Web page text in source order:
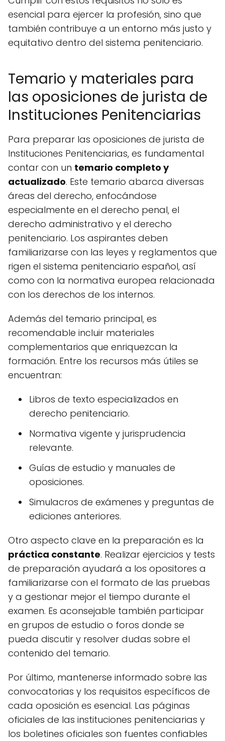
esencial para ejercer la profesión, sino que
también contribuye a un entorno más justo y
equitativo dentro del sistema penitenciario.
Temario y materiales para
las oposiciones de jurista de
Instituciones Penitenciarias
Para preparar las oposiciones de jurista de
Instituciones Penitenciarias, es fundamental
contar con un temario completo y
actualizado. Este temario abarca diversas
áreas del derecho, enfocándose
especialmente en el derecho penal, el
derecho administrativo y el derecho
penitenciario. Los aspirantes deben
familiarizarse con las leyes y reglamentos que
rigen el sistema penitenciario español, así
como con la normativa europea relacionada
con los derechos de los internos.
Además del temario principal, es
recomendable incluir materiales
complementarios que enriquezcan la
formación. Entre los recursos más útiles se
encuentran:
Libros de texto especializados en
derecho penitenciario.
Normativa vigente y jurisprudencia
relevante.
Guías de estudio y manuales de
oposiciones.
Simulacros de exámenes y preguntas de
ediciones anteriores.
Otro aspecto clave en la preparación es la
práctica constante. Realizar ejercicios y tests
de preparación ayudará a los opositores a
familiarizarse con el formato de las pruebas
y a gestionar mejor el tiempo durante el
examen. Es aconsejable también participar
en grupos de estudio o foros donde se
pueda discutir y resolver dudas sobre el
contenido del temario.
Por último, mantenerse informado sobre las
convocatorias y los requisitos específicos de
cada oposición es esencial. Las páginas
oficiales de las instituciones penitenciarias y
los boletines oficiales son fuentes confiables